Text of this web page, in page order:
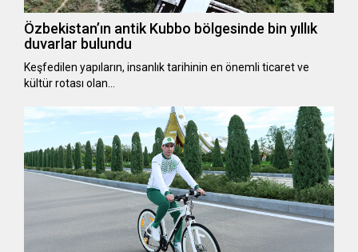
Özbekistan’ın antik Kubbo bölgesinde bin yıllık
duvarlar bulundu
Keşfedilen yapıların, insanlık tarihinin en önemli ticaret ve
kültür rotası olan…